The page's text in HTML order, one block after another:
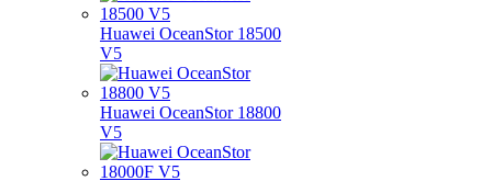
Huawei OceanStor 18500
V5
Huawei OceanStor 18800
V5